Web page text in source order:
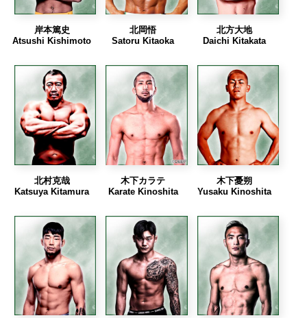
岸本篤史
Atsushi Kishimoto
北岡悟
Satoru Kitaoka
北方大地
Daichi Kitakata
北村克哉
Katsuya Kitamura
木下カラテ
Karate Kinoshita
木下憂朔
Yusaku Kinoshita